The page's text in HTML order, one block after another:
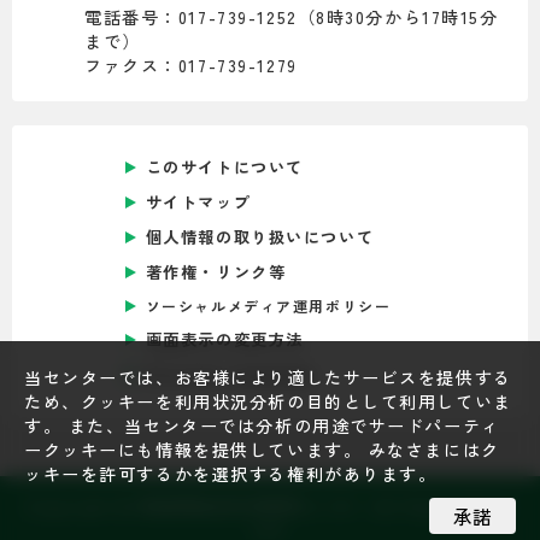
当センターでは、お客様により適したサービスを提供する
ため、クッキーを利用状況分析の目的として利用していま
す。 また、当センターでは分析の用途でサードパーティ
ークッキーにも情報を提供しています。 みなさまにはク
ッキーを許可するかを選択する権利があります。
承諾
電話番号：017-739-1252（8時30分から17時15分
まで）
ファクス：017-739-1279
このサイトについて
サイトマップ
個人情報の取り扱いについて
著作権・リンク等
ソーシャルメディア運用ポリシー
画面表示の変更方法
Foreign Language
Copyright © 青森県総合社会教育センター All Rights Reser